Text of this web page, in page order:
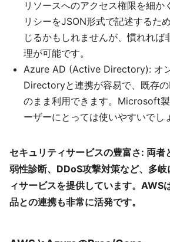
リソースへのアクセス権限を細か
リシーをJSON形式で記述するた
じるかもしれませんが、慣れれば
理が可能です。
Azure AD (Active Directory): オ
Directoryと連携が容易で、既存
のまま利用できます。Microsoft
ーザーにとっては使いやすいでし
セキュリティサービスの豊富さ: 両者
弱性診断、DDoS攻撃対策など、多
ィサービスを提供しています。AWS
品との連携も非常に活発です。